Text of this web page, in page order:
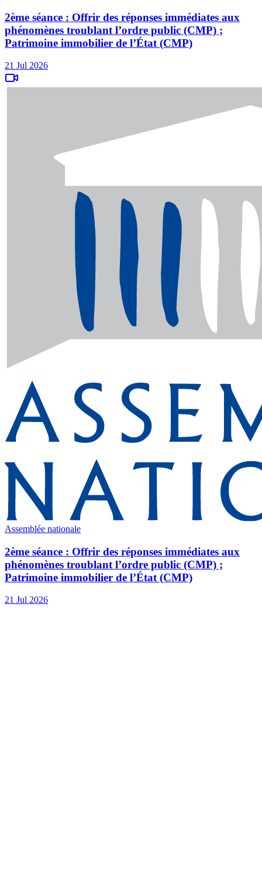
2ème séance : Offrir des réponses immédiates aux
phénomènes troublant l’ordre public (CMP) ;
Patrimoine immobilier de l’État (CMP)
21 Jul 2026
Assemblée nationale
2ème séance : Offrir des réponses immédiates aux
phénomènes troublant l’ordre public (CMP) ;
Patrimoine immobilier de l’État (CMP)
21 Jul 2026